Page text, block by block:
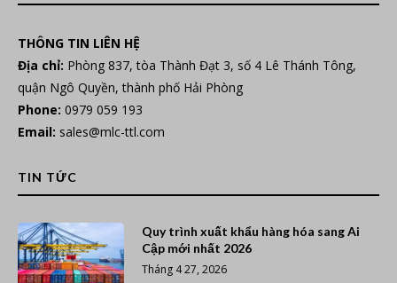
THÔNG TIN LIÊN HỆ
Địa chỉ: Phòng 837, tòa Thành Đạt 3, số 4 Lê Thánh Tông,
quận Ngô Quyền, thành phố Hải Phòng
Phone: 0979 059 193
Email: sales@mlc-ttl.com
TIN TỨC
Quy trình xuất khẩu hàng hóa sang Ai
Cập mới nhất 2026
Tháng 4 27, 2026